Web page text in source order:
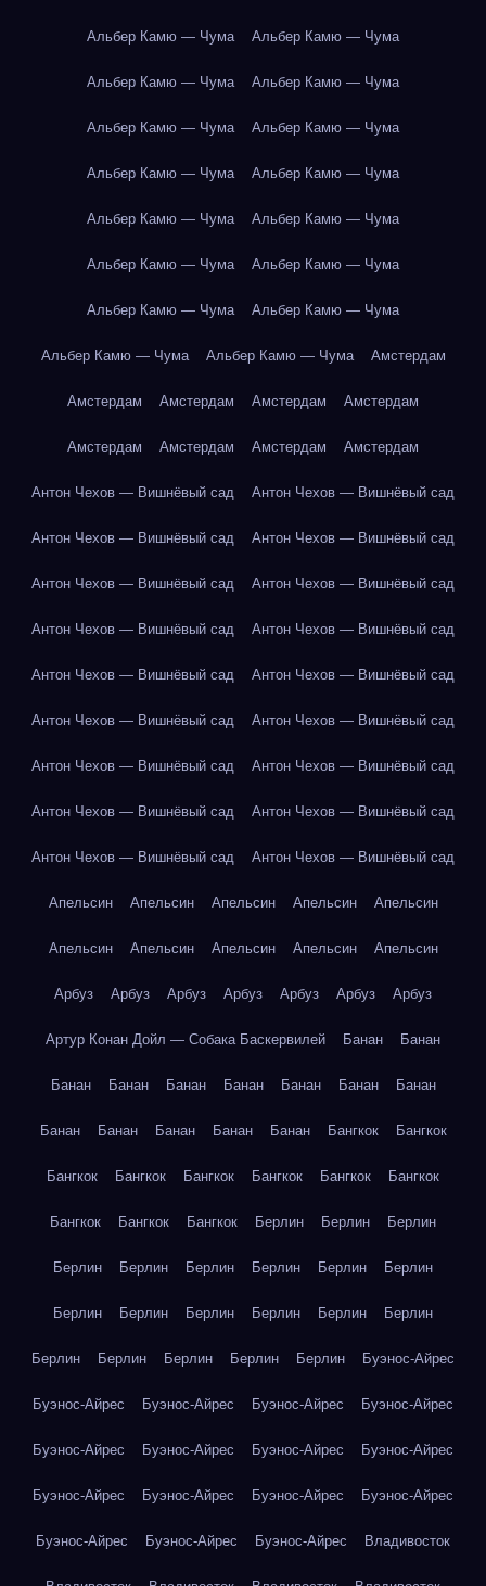
Альбер Камю — Чума Альбер Камю — Чума
Альбер Камю — Чума Альбер Камю — Чума
Альбер Камю — Чума Альбер Камю — Чума
Альбер Камю — Чума Альбер Камю — Чума
Альбер Камю — Чума Альбер Камю — Чума
Альбер Камю — Чума Альбер Камю — Чума
Альбер Камю — Чума Альбер Камю — Чума
Альбер Камю — Чума Альбер Камю — Чума Амстердам
Амстердам Амстердам Амстердам Амстердам
Амстердам Амстердам Амстердам Амстердам
Антон Чехов — Вишнёвый сад Антон Чехов — Вишнёвый сад
Антон Чехов — Вишнёвый сад Антон Чехов — Вишнёвый сад
Антон Чехов — Вишнёвый сад Антон Чехов — Вишнёвый сад
Антон Чехов — Вишнёвый сад Антон Чехов — Вишнёвый сад
Антон Чехов — Вишнёвый сад Антон Чехов — Вишнёвый сад
Антон Чехов — Вишнёвый сад Антон Чехов — Вишнёвый сад
Антон Чехов — Вишнёвый сад Антон Чехов — Вишнёвый сад
Антон Чехов — Вишнёвый сад Антон Чехов — Вишнёвый сад
Антон Чехов — Вишнёвый сад Антон Чехов — Вишнёвый сад
Апельсин Апельсин Апельсин Апельсин Апельсин
Апельсин Апельсин Апельсин Апельсин Апельсин
Арбуз Арбуз Арбуз Арбуз Арбуз Арбуз Арбуз
Артур Конан Дойл — Собака Баскервилей Банан Банан
Банан Банан Банан Банан Банан Банан Банан
Банан Банан Банан Банан Банан Бангкок Бангкок
Бангкок Бангкок Бангкок Бангкок Бангкок Бангкок
Бангкок Бангкок Бангкок Берлин Берлин Берлин
Берлин Берлин Берлин Берлин Берлин Берлин
Берлин Берлин Берлин Берлин Берлин Берлин
Берлин Берлин Берлин Берлин Берлин Буэнос-Айрес
Буэнос-Айрес Буэнос-Айрес Буэнос-Айрес Буэнос-Айрес
Буэнос-Айрес Буэнос-Айрес Буэнос-Айрес Буэнос-Айрес
Буэнос-Айрес Буэнос-Айрес Буэнос-Айрес Буэнос-Айрес
Буэнос-Айрес Буэнос-Айрес Буэнос-Айрес Владивосток